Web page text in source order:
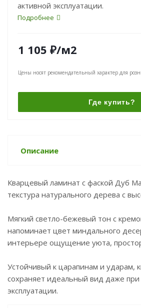
активной эксплуатации.
Подробнее
1 105 ₽/м2
Цены носят рекомендательный характер для
Где купить?
Описание
Кварцевый ламинат с фаской Дуб
текстура натурального дерева с
Мягкий светло-бежевый тон с
напоминает цвет миндального
интерьере ощущение уюта,
Устойчивый к царапинам и ударам,
сохраняет идеальный вид даже при
эксплуатации.